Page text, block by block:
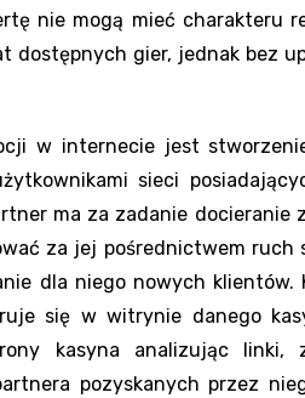
nie mogą mieć charakteru
gier, jednak bez
w internecie jest
sieci
ma za zadanie docieranie
za jej pośrednictwem ruch
dla niego nowych
się w witrynie danego
kasyna analizując linki,
pozyskanych przez